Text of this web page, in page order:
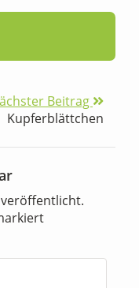
Beitrag
Kupferblättchen